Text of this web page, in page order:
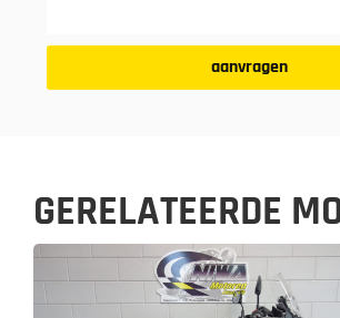
aanvragen
GERELATEERDE